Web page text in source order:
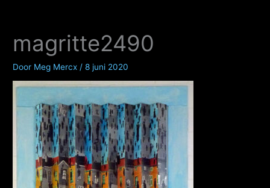
magritte2490
Door Meg Mercx /8 juni 2020